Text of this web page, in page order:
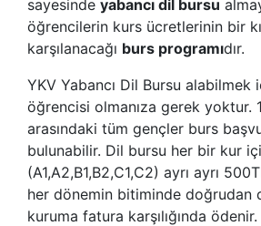
sayesinde yabancı dil bursu
öğrencilerin kurs ücretlerinin bir
karşılanacağı burs programıdır.
YKV Yabancı Dil Bursu alabilmek
öğrencisi olmanıza gerek yoktur.
arasındaki tüm gençler burs
bulunabilir. Dil bursu her bir kur
(A1,A2,B1,B2,C1,C2) ayrı ayrı
her dönemin bitiminde doğrudan
kuruma fatura karşılığında ödenir.